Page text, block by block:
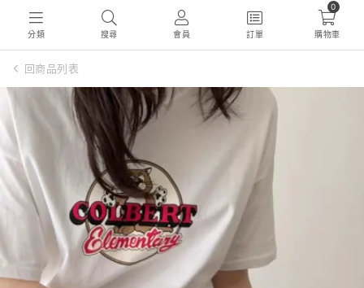
分類 搜尋 會員 訂單
0
購物車
回商品列表